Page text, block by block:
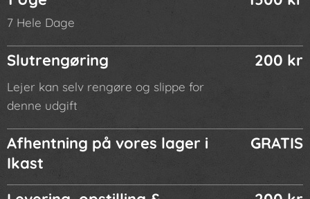
7 Hele Dage
Slutrengøring
Lejer kan selv rengøre og slippe for
denne udgift
200 kr
Afhentning på vores lager i
Ikast
GRATIS